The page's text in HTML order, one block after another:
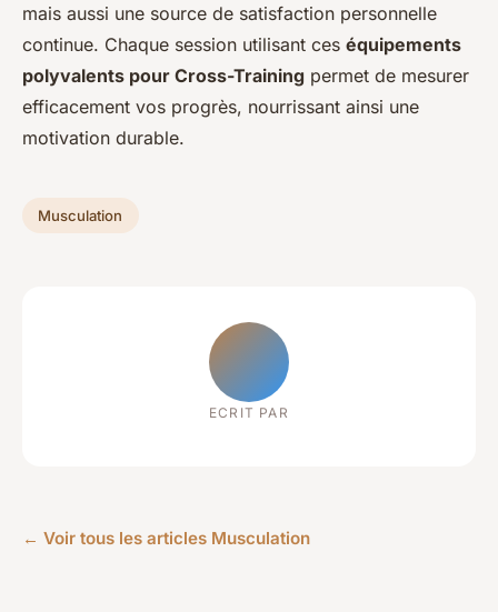
mais aussi une source de satisfaction personnelle
continue. Chaque session utilisant ces équipements
polyvalents pour Cross-Training permet de mesurer
efficacement vos progrès, nourrissant ainsi une
motivation durable.
Musculation
ECRIT PAR
← Voir tous les articles Musculation